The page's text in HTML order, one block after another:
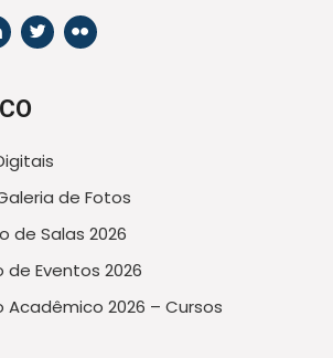
de Fotos
de Salas 2026
de Eventos 2026
Acadêmico 2026 – Cursos